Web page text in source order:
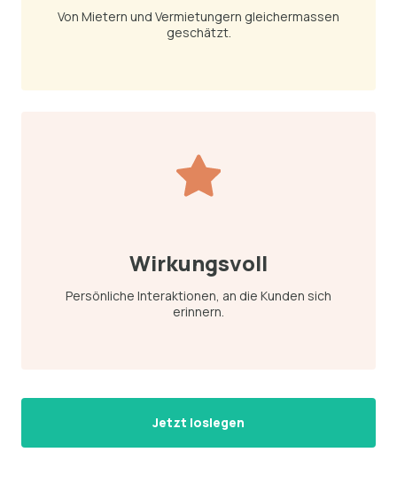
Von Mietern und Vermietungern gleichermassen
geschätzt.
Wirkungsvoll
Persönliche Interaktionen, an die Kunden sich
erinnern.
Jetzt loslegen